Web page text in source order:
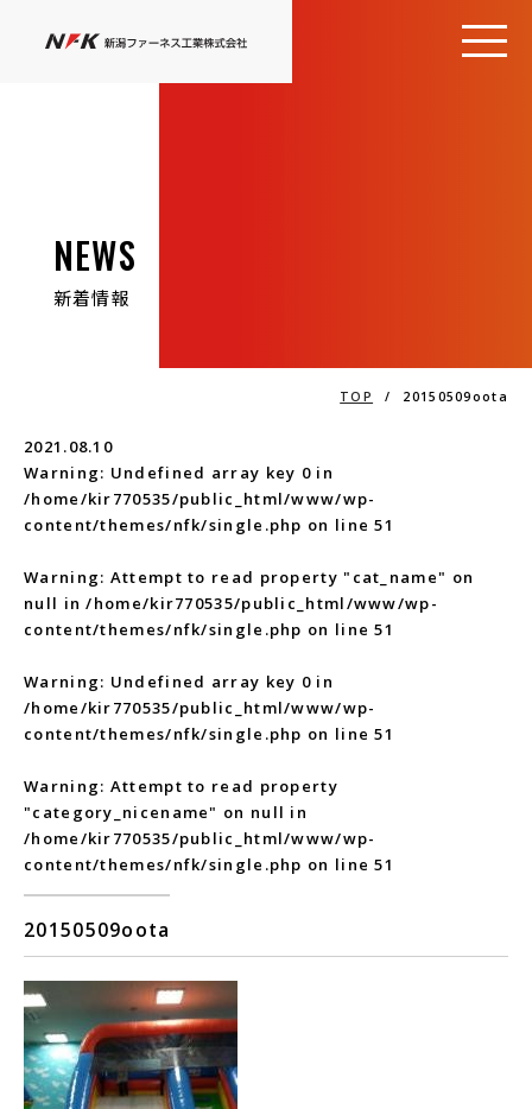
NEWS
新着情報
TOP / 20150509oota
2021.08.10
Warning: Undefined array key 0 in
/home/kir770535/public_html/www/wp-
content/themes/nfk/single.php on line51
Warning: Attempt to read property "cat_name" on
null in/home/kir770535/public_html/www/wp-
content/themes/nfk/single.php on line51
Warning: Undefined array key 0 in
/home/kir770535/public_html/www/wp-
content/themes/nfk/single.php on line51
Warning: Attempt to read property
"category_nicename" on null in
/home/kir770535/public_html/www/wp-
content/themes/nfk/single.php on line51
20150509oota